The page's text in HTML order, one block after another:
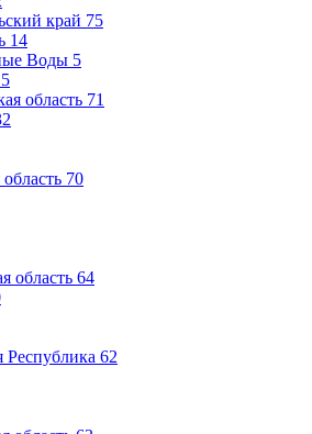
край 75
14
Воды 5
5
область 71
70
область 64
Республика 62